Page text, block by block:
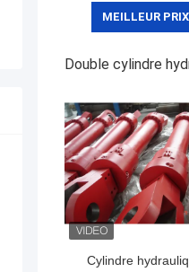
hydraulique pour la
à tour
MEILLEUR PRIX
Double cylindre
Cylindre